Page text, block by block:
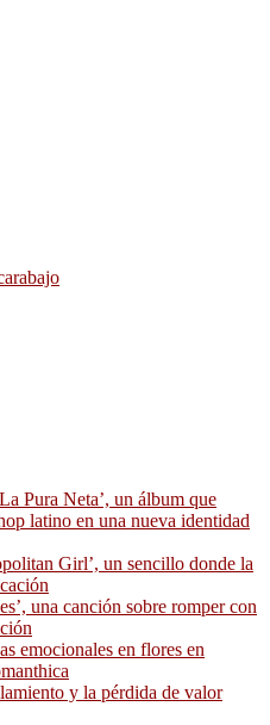
Pura Neta’, un álbum que
latino en una nueva identidad
Girl’, un sencillo donde la
una canción sobre romper con
emocionales en flores en
y la pérdida de valor